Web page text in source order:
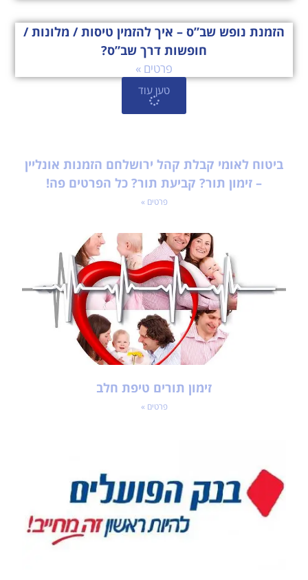
הזמנת נופש שב”ס – איך להזמין טיסות / מלונות /
חופשות דרך שב”ס?
פרטים »
טען עוד
ביטוח לאומי קבלת קהל ירושלחם הזמנות אונליין
– זימון תור? קביעת תור? כל הפרטים פה!
פרטים »
זימון תורים טיפת חלב
פרטים »